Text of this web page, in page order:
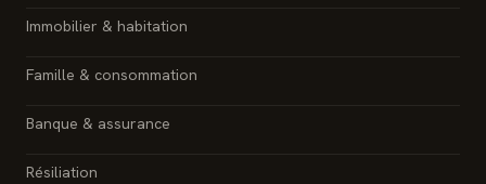
Immobilier & habitation
Famille & consommation
Banque & assurance
Résiliation